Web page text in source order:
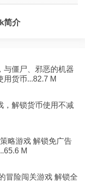
简介
与僵尸、邪恶的机器
用货币...82.7 M
，解锁货币使用不减
略游戏 解锁免广告
M
冒险闯关游戏 解锁全